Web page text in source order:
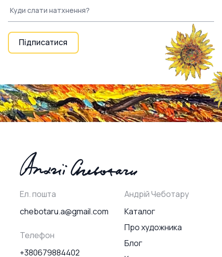
Підписатися
Ел. пошта
chebotaru.a@gmail.com
Телефон
+380679884402
Андрій Чеботару
Каталог
Про художника
Блог